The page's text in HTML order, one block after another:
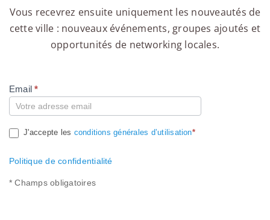
Vous recevrez ensuite uniquement les nouveautés de
cette ville : nouveaux événements, groupes ajoutés et
opportunités de networking locales.
Compte
Email*
J'accepte les conditions générales d’utilisation*
Politique de confidentialité
* Champs obligatoires